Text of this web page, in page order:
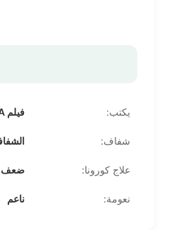
يكتب: فيلم EVA المصفوف
شفاف:
علاج كورونا: ضعف
نعومة: ناعم